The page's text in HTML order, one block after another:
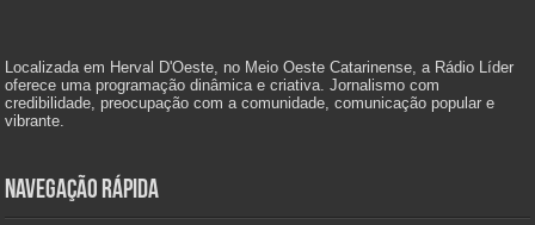
Localizada em Herval D'Oeste, no Meio Oeste Catarinense, a Rádio Líder
oferece uma programação dinâmica e criativa. Jornalismo com
credibilidade, preocupação com a comunidade, comunicação popular e
vibrante.
Navegação Rápida